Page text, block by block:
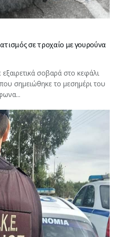
σε τροχαίο με γουρούνα
σοβαρά στο κεφάλι
σημειώθηκε το μεσημέρι του